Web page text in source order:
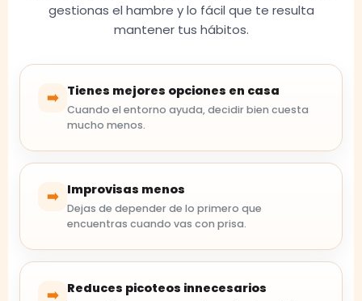
gestionas el hambre y lo fácil que te resulta
mantener tus hábitos.
➡️ Tienes mejores opciones en casa
Cuando el entorno ayuda, decidir bien cuesta
mucho menos.
➡️ Improvisas menos
Dejas de depender de lo primero que
encuentras cuando vas con prisa.
➡️ Reduces picoteos innecesarios